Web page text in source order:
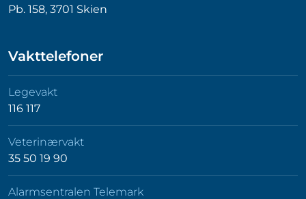
Pb. 158, 3701 Skien
Vakttelefoner
Legevakt
116 117
Veterinærvakt
35 50 19 90
Alarmsentralen Telemark